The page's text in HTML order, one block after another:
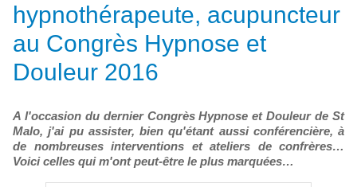
hypnothérapeute, acupuncteur
au Congrès Hypnose et
Douleur 2016
A l'occasion du dernier Congrès Hypnose et Douleur de St
Malo, j'ai pu assister, bien qu'étant aussi conférencière, à
de nombreuses interventions et ateliers de confrères…
Voici celles qui m'ont peut-être le plus marquées…